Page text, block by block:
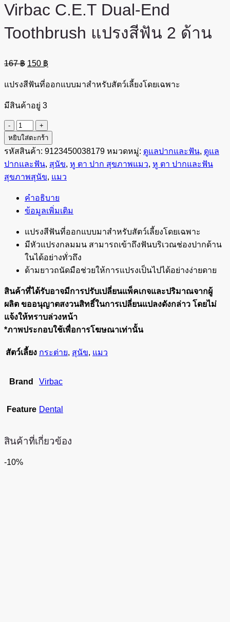
Virbac C.E.T Dual-End
Toothbrush แปรงสีฟัน 2 ด้าน
167฿ Original
price
was:
150 ฿
price
แปรงสีฟันที่ออกแบบมาสำหรับสัตว์เลี้ยงโดยเฉพาะ
มีสินค้าอยู่ 3
จำนวน
Virbac
C.E.T
Dual-
End
Toothbrush
แปรงสีฟัน
2
ด้าน
หยิบใส่ตะกร้า
รหัสสินค้า: 9123450038179 หมวดหมู่: ดูแลปากและฟัน, ดูแล
ปากและฟัน, สุนัข, หู ตา ปาก สุขภาพแมว, หู ตา ปากและฟัน
สุขภาพสุนัข, แมว
คำอธิบาย
ข้อมูลเพิ่มเติม
แปรงสีฟันที่ออกแบบมาสำหรับสัตว์เลี้ยงโดยเฉพาะ
มีหัวแปรงกลมมน สามารถเข้าถึงฟันบริเวณช่องปากด้าน
ในได้อย่างทั่วถึง
ด้ามยาวถนัดมือช่วยให้การแปรงเป็นไปได้อย่างง่ายดาย
สินค้าที่ได้รับอาจมีการปรับเปลี่ยนแพ็คเกจและปริมาณจากผู้
ผลิต ขออนุญาตสงวนสิทธิ์ในการเปลี่ยนแปลงดังกล่าว โดยไม่
แจ้งให้ทราบล่วงหน้า
*ภาพประกอบใช้เพื่อการโฆษณาเท่านั้น
สัตว์เลี้ยง กระต่าย, สุนัข, แมว
Brand Virbac
Feature Dental
สินค้าที่เกี่ยวข้อง
-10%